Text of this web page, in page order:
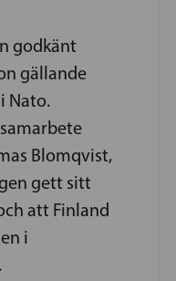
godkänt
gällande
Nato.
Blomqvist,
gett sitt
att Finland
i